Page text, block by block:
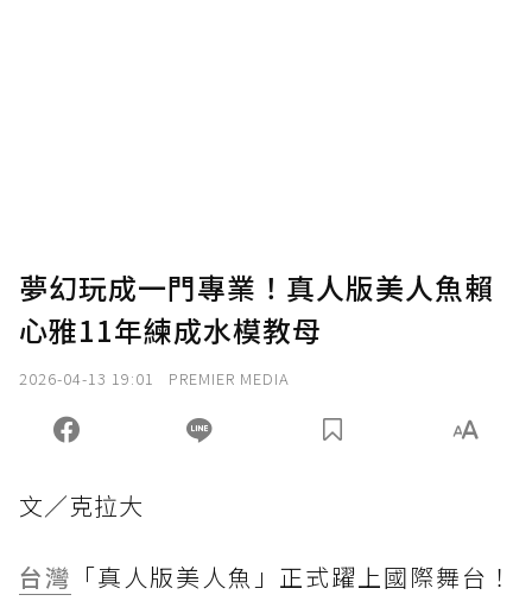
夢幻玩成一門專業！真人版美人魚賴
心雅11年練成水模教母
2026-04-13 19:01 PREMIER MEDIA
文／克拉大
台灣 「真人版美人魚」正式躍上國際舞台！